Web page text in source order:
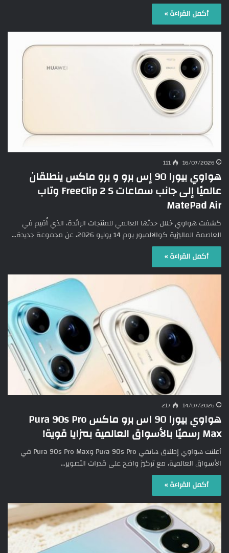
أكمل القراءة »
16/07/2026
111
هواوي بيورا 90 إس برو و برو ماكس ينطلقان
عالميًا إلى جانب سماعات FreeClip 2 S وتاب
MatePad Air
كشفت هواوي خلال حدثها العالمي للمنتجات الرائدة، الذي أُقيم في
العاصمة الماليزية كوالالمبور يوم 14 يوليو 2026، عن مجموعة جديدة…
أكمل القراءة »
14/07/2026
217
هواوي بيورا 90 اس برو ماكس Pura 90s Pro
Max رسميًا بالأسواق العالمية بمزايا قوية!
أعلنت هواوي إطلاق هاتفي Pura 90s Pro وPura 90s Pro Max في
الأسواق العالمية، مع تركيز واضح على قدرات التصوير…
أكمل القراءة »